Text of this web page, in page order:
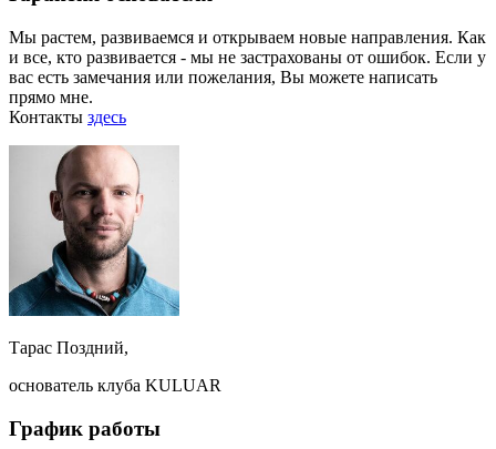
Мы растем, развиваемся и открываем новые направления. Как
и все, кто развивается - мы не застрахованы от ошибок. Если у
вас есть замечания или пожелания, Вы можете написать
прямо мне.
Контакты здесь
Тарас Поздний,
основатель клуба KULUAR
График работы